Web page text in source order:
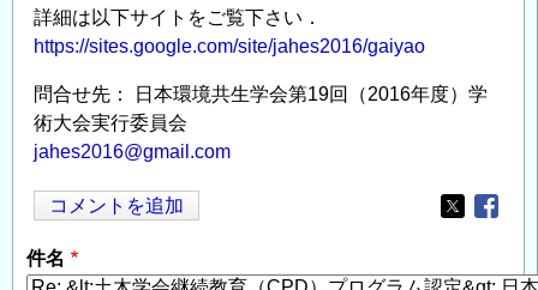
詳細は以下サイトをご覧下さい．
https://sites.google.com/site/jahes2016/gaiyao
問合せ先： 日本環境共生学会第19回（2016年度）学
術大会実行委員会
jahes2016@gmail.com
コメントを追加
Opens in
件名